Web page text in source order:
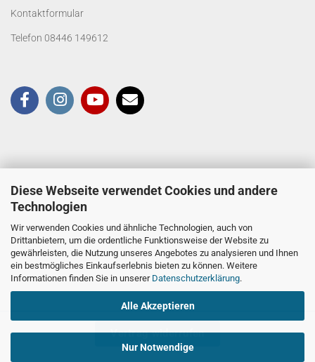
Diese Webseite verwendet Cookies und andere
Technologien
Wir verwenden Cookies und ähnliche Technologien, auch von
Drittanbietern, um die ordentliche Funktionsweise der Website zu
gewährleisten, die Nutzung unseres Angebotes zu analysieren und Ihnen
ein bestmögliches Einkaufserlebnis bieten zu können. Weitere
Informationen finden Sie in unserer Datenschutzerklärung.
Alle Akzeptieren
Nur Notwendige
Kontaktformular
Telefon 08446 149612
Vertrag widerrufen